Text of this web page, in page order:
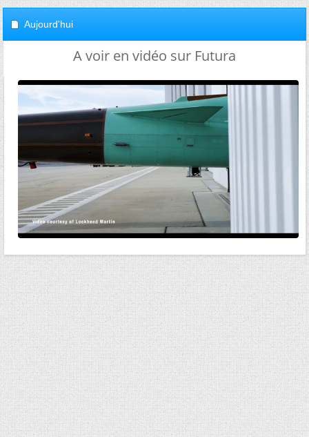
Aujourd'hui
A voir en vidéo sur Futura